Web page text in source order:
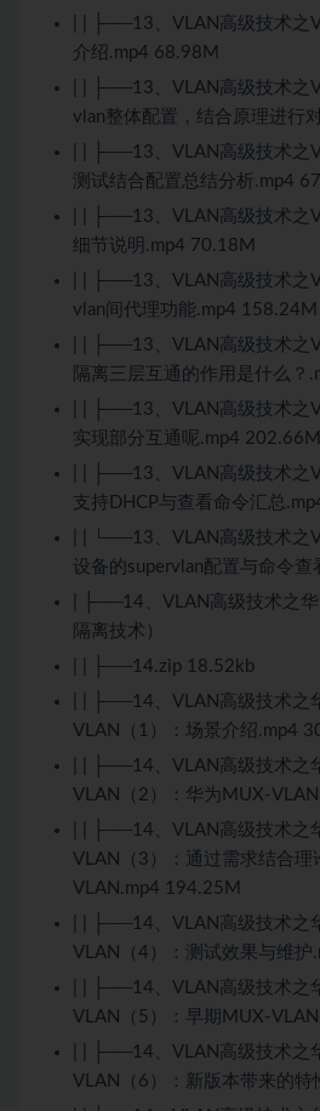
| | ├──13、VLAN高级技术之
介绍.mp4 68.98M
| | ├──13、VLAN高级技术之
vlan整体配置，结合原理进行
| | ├──13、VLAN高级技术之
测试结合配置总结分析.mp4
| | ├──13、VLAN高级技术之
细节说明.mp4 70.18M
| | ├──13、VLAN高级技术之
vlan间代理功能.mp4 158.24M
| | ├──13、VLAN高级技术之
隔离三层互通的作用是什么？
| | ├──13、VLAN高级技术之
实现部分互通呢.mp4 202.66M
| | ├──13、VLAN高级技术之
支持DHCP与查看命令汇总
| | └──13、VLAN高级技术之
设备的supervlan配置与命令
| ├──14、VLAN高级技术之
隔离技术）
| | ├──14.zip 18.52kb
| | ├──14、VLAN高级技术之
VLAN（1）：场景介绍.mp4
| | ├──14、VLAN高级技术之
VLAN（2）：华为MUX-
| | ├──14、VLAN高级技术之
VLAN（3）：通过需求结合理
VLAN.mp4 194.25M
| | ├──14、VLAN高级技术之
VLAN（4）：测试效果与维护
| | ├──14、VLAN高级技术之
VLAN（5）：早期MUX-
| | ├──14、VLAN高级技术之
VLAN（6）：新版本带来的